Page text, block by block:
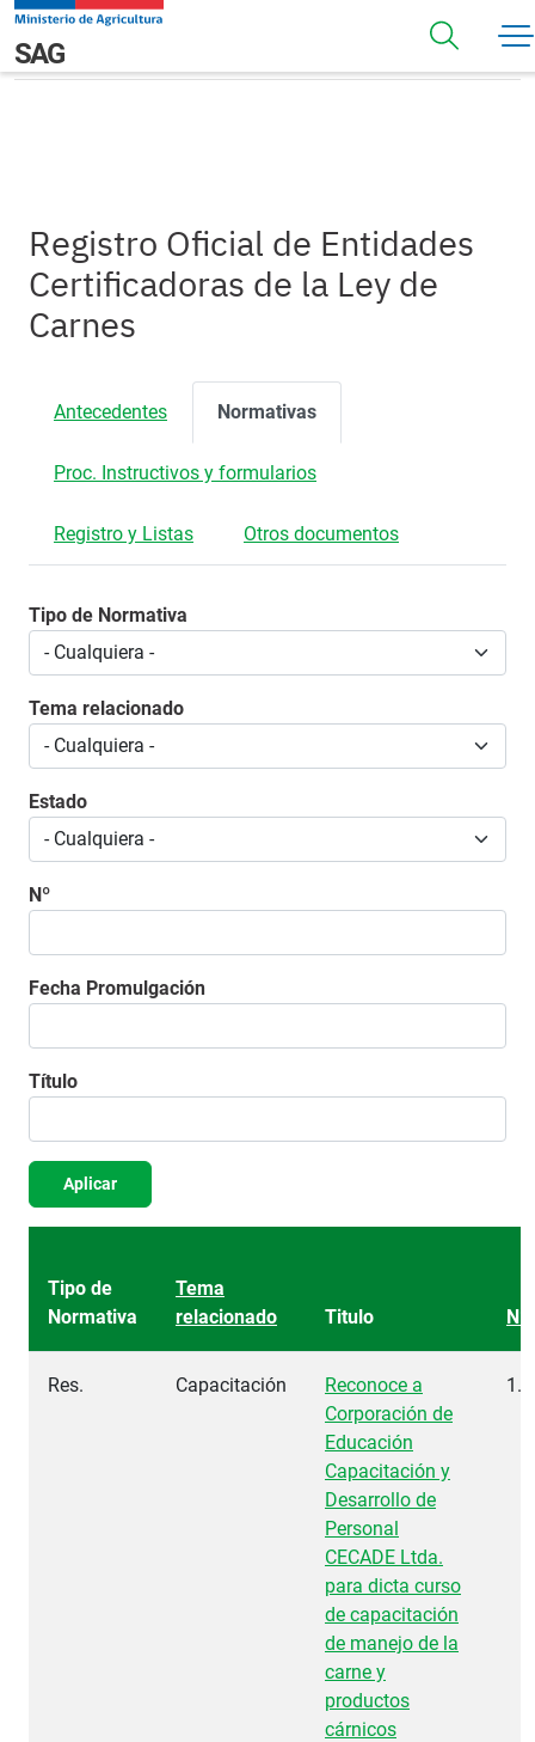
Pasar al contenido principal
Navegación principal
SAG
Normativas
Registro Oficial de Entidades
Certificadoras de la Ley de
Carnes
Antecedentes Normativas
Proc. Instructivos y formularios
Registro y Listas Otros documentos
Tipo de Normativa
Tema relacionado
Estado
Nº
Fecha Promulgación
Título
Aplicar
Tipo de
Normativa
Tema
relacionado
Titulo Nº
Res. Capacitación
Reconoce a
Corporación de
Educación
Capacitación y
Desarrollo de
Personal
CECADE Ltda.
para dicta curso
de capacitación
de manejo de la
carne y
productos
cárnicos